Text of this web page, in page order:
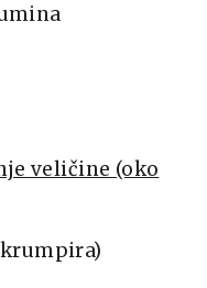
veličine (oko